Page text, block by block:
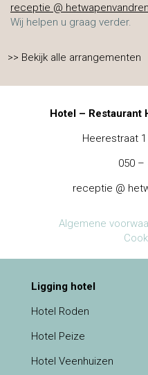
receptie @
Wij helpen u graag verder.
>> Bekijk alle arrangementen
Hotel – Restaurant
Heerestraat 1
050 –
receptie @
Algemene
Ligging hotel
Hotel Roden
Hotel Peize
Hotel Veenhuizen